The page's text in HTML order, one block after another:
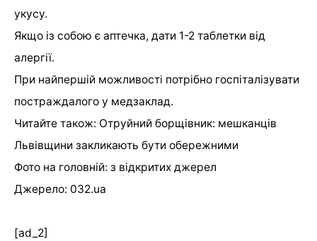
укусу.
Якщо із собою є аптечка, дати 1-2 таблетки від
алергії.
При найпершій можливості потрібно госпіталізувати
постраждалого у медзаклад.
Читайте також: Отруйний борщівник: мешканців
Львівщини закликають бути обережними
Фото на головній: з відкритих джерел
Джерело: 032.ua
[ad_2]